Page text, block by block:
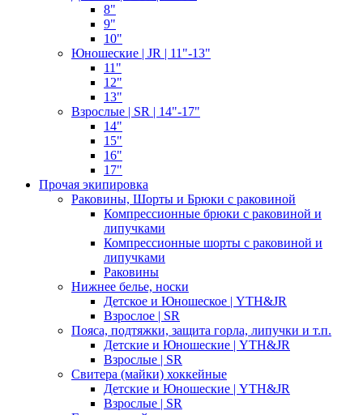
8"
9"
10"
Юношеские | JR | 11"-13"
11"
12"
13"
Взрослые | SR | 14"-17"
14"
15"
16"
17"
Прочая экипировка
Раковины, Шорты и Брюки с раковиной
Компрессионные брюки с раковиной и
липучками
Компрессионные шорты с раковиной и
липучками
Раковины
Нижнее белье, носки
Детское и Юношеское | YTH&JR
Взрослое | SR
Пояса, подтяжки, защита горла, липучки и т.п.
Детские и Юношеские | YTH&JR
Взрослые | SR
Свитера (майки) хоккейные
Детские и Юношеские | YTH&JR
Взрослые | SR